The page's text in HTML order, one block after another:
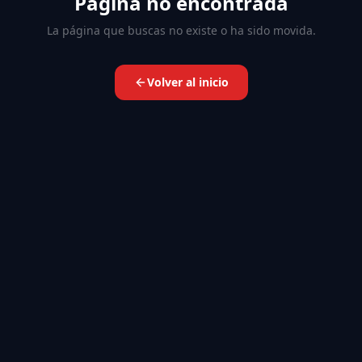
La página que buscas no existe o ha sido movida.
Volver al inicio